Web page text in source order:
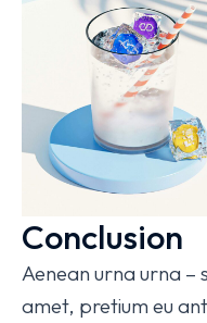
Conclusion
Aenean urna urna –
amet, pretium eu